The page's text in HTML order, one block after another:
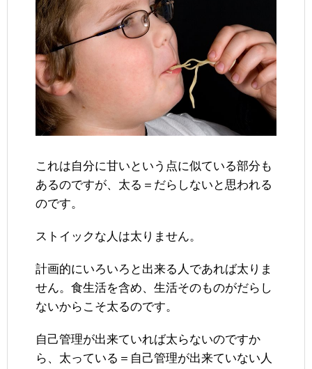
これは自分に甘いという点に似ている部分も
あるのですが、太る＝だらしないと思われる
のです。
ストイックな人は太りません。
計画的にいろいろと出来る人であれば太りま
せん。食生活を含め、生活そのものがだらし
ないからこそ太るのです。
自己管理が出来ていれば太らないのですか
ら、太っている＝自己管理が出来ていない人